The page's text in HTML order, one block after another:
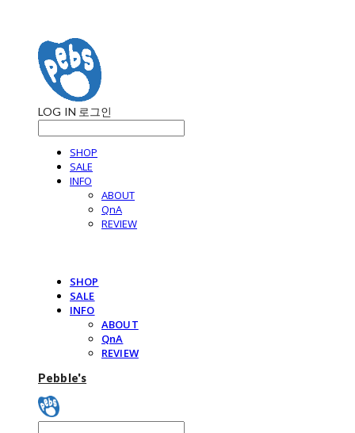
LOG IN 로그인
SHOP
SALE
INFO
ABOUT
QnA
REVIEW
SHOP
SALE
INFO
ABOUT
QnA
REVIEW
Pebble's